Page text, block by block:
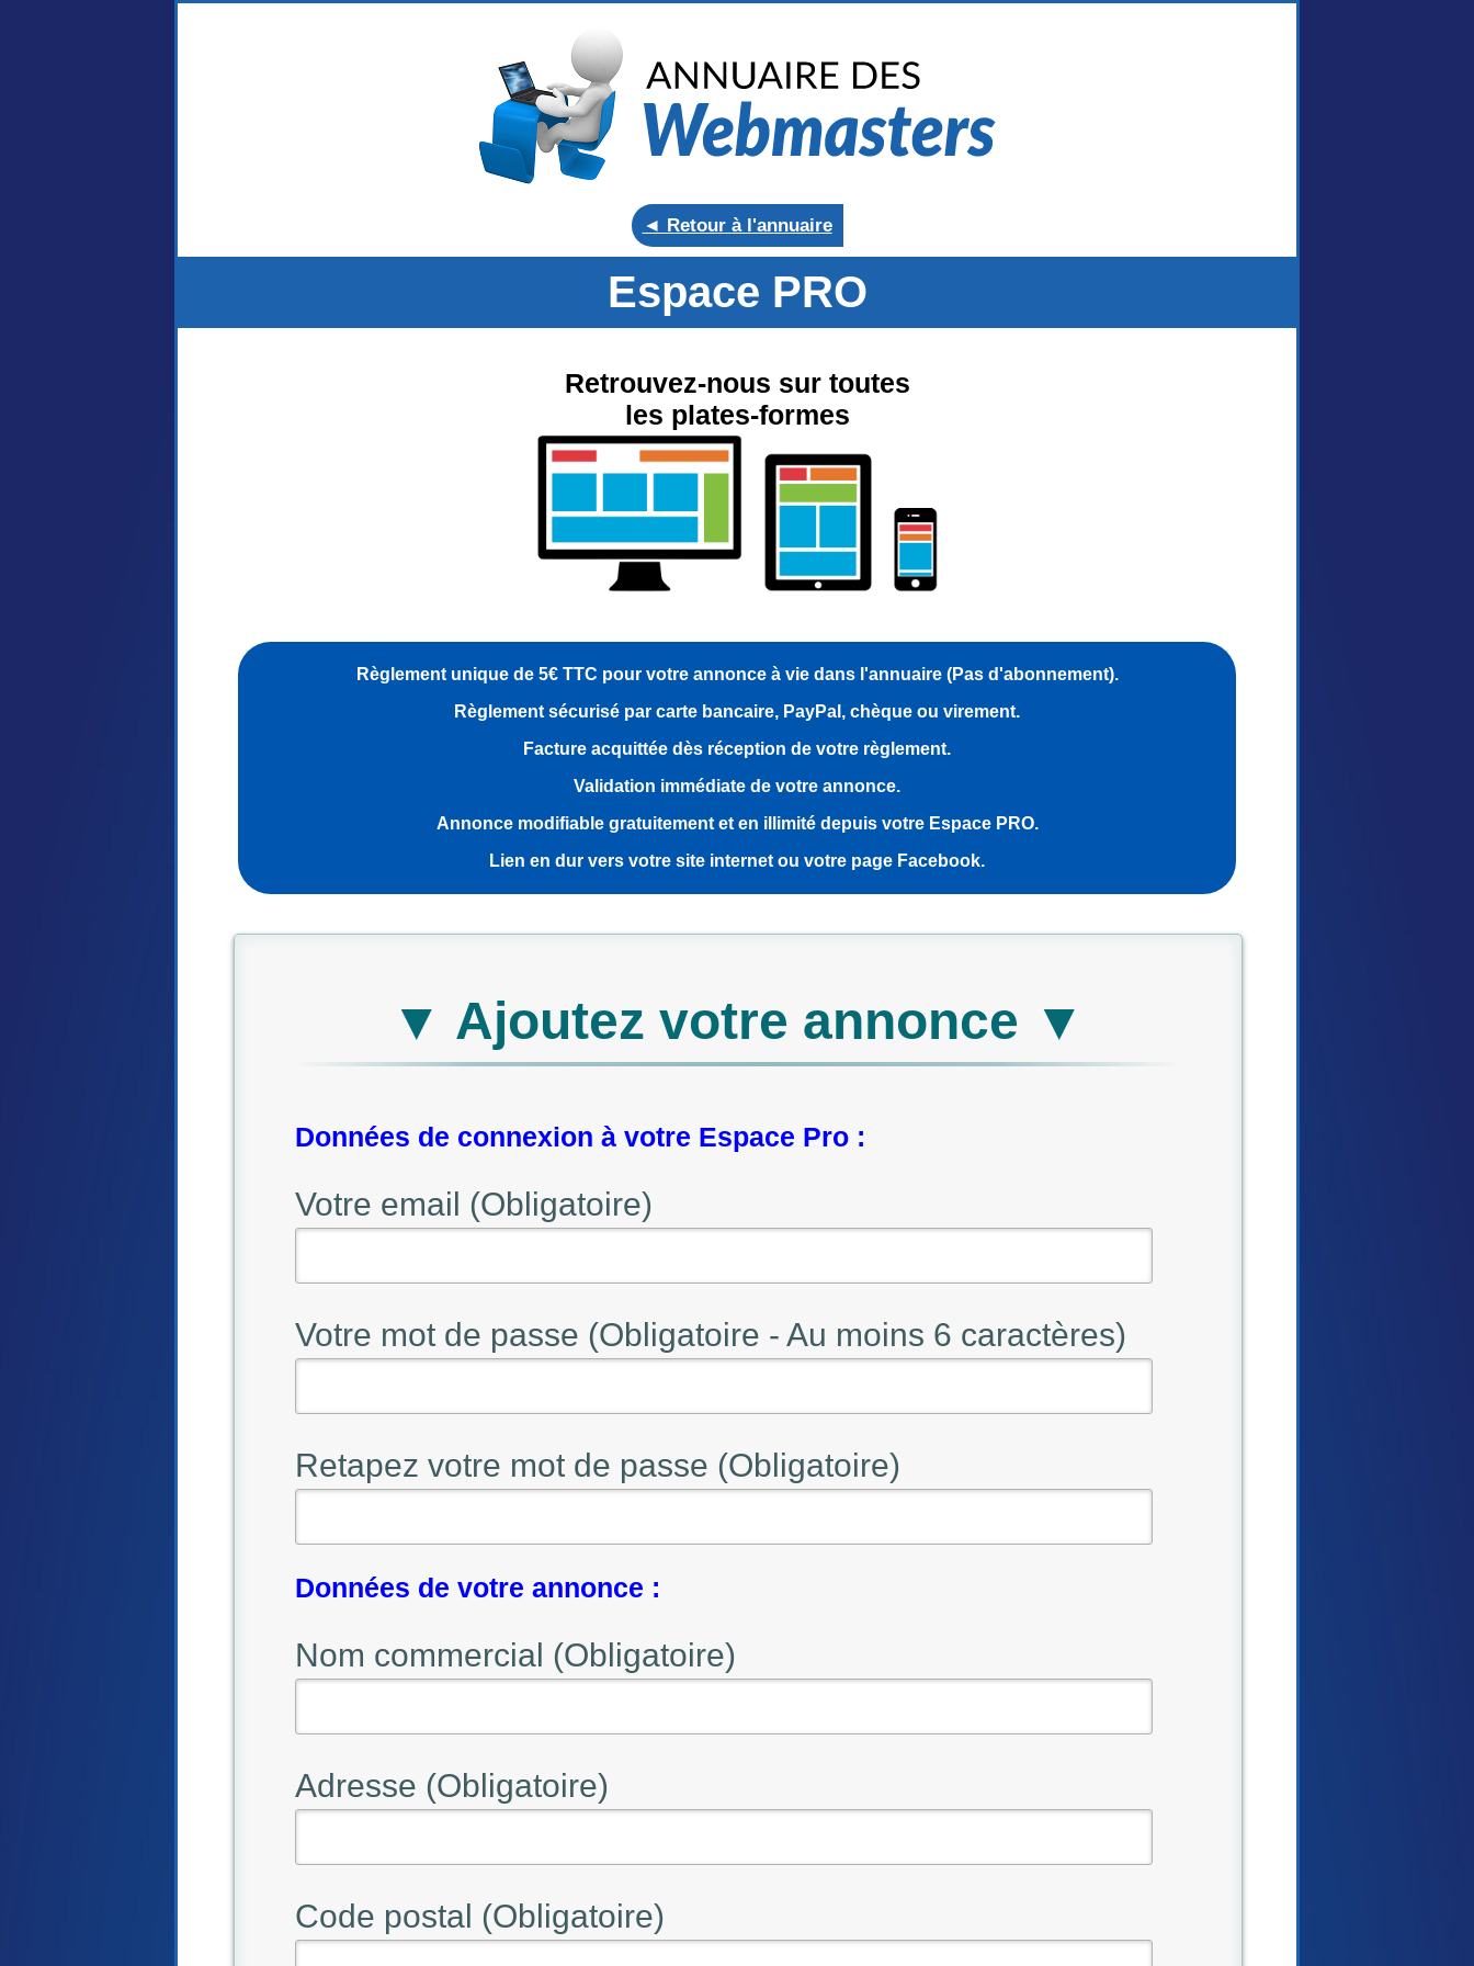
◄ Retour à l'annuaire
Espace PRO
Retrouvez-nous sur toutes
les plates-formes
Règlement unique de 5€ TTC pour votre annonce à vie dans l'annuaire (Pas d'abonnement).
Règlement sécurisé par carte bancaire, PayPal, chèque ou virement.
Facture acquittée dès réception de votre règlement.
Validation immédiate de votre annonce.
Annonce modifiable gratuitement et en illimité depuis votre Espace PRO.
Lien en dur vers votre site internet ou votre page Facebook.
▼ Ajoutez votre annonce ▼
Données de connexion à votre Espace Pro :
Votre email (Obligatoire)
Votre mot de passe (Obligatoire - Au moins 6 caractères)
Retapez votre mot de passe (Obligatoire)
Données de votre annonce :
Nom commercial (Obligatoire)
Adresse (Obligatoire)
Code postal (Obligatoire)